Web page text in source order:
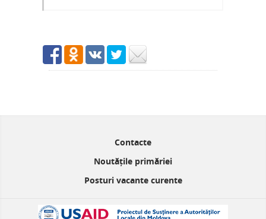
Contacte
Noutățile primăriei
Posturi vacante curente